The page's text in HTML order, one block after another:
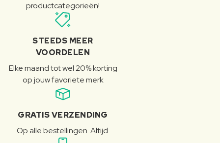
productcategorieën!
STEEDS MEER
VOORDELEN
Elke maand tot wel 20% korting
op jouw favoriete merk
GRATIS VERZENDING
Op alle bestellingen. Altijd.